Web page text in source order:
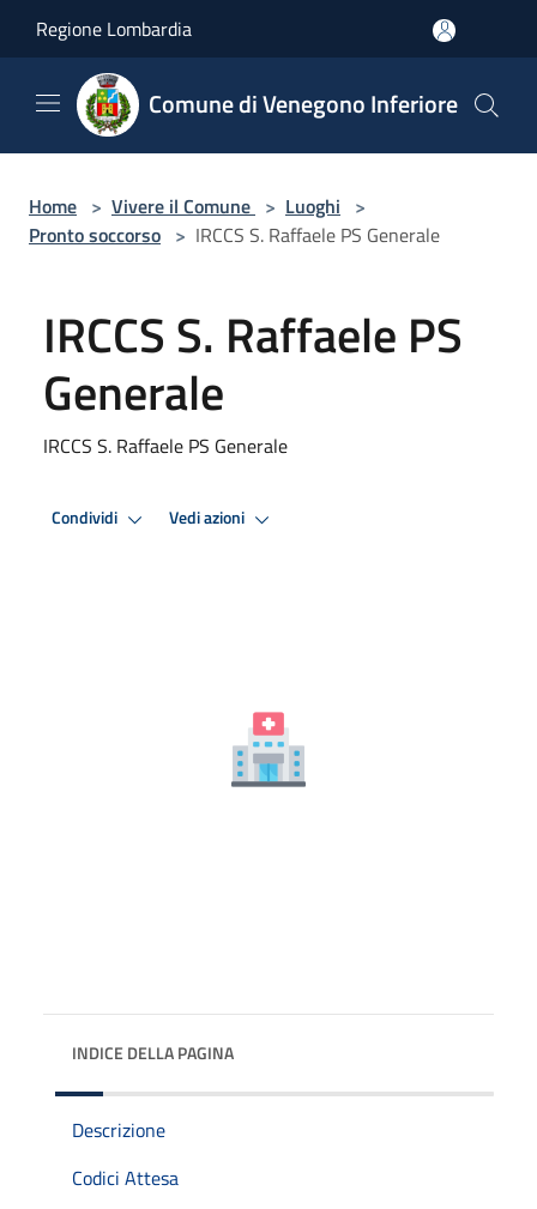
Regione Lombardia
Comune di Venegono Inferiore
Home > Vivere il Comune > Luoghi >
Pronto soccorso > IRCCS S. Raffaele PS Generale
IRCCS S. Raffaele PS
Generale
IRCCS S. Raffaele PS Generale
Condividi Vedi azioni
INDICE DELLA PAGINA
Descrizione
Codici Attesa